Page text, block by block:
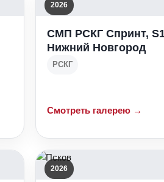
2026
СМП РСКГ Спринт,
Нижний Новгород
РСКГ
Смотреть галерею →
2026